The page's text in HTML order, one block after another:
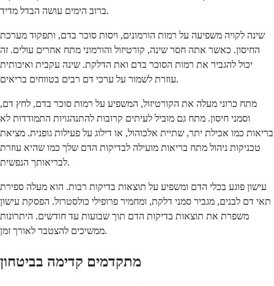
ברוב הימים עושה הבדל מדיד.
שינה לקויה משפיעה על רמות הורמונים, ויסות סוכר בדם, ותפקוד מערכת
החיסון. כאשר אתה חסר שינה, קורטיזול והורמוני מתח אחרים עולים. זה
יכול להגביר את רמות הסוכר בדם ואת הדלקת. שינה עקבית ואיכותית
עוזרת לשמור על ערכי דם רבים בטווחים בריאים.
מתח כרוני מעלה את הקורטיזול, המשפיע על רמות סוכר בדם, לחץ דם,
וסמני חיסון. מתח גם מוביל לעיתים קרובות להתנהגויות התמודדות לא
בריאות כמו אכילת יתר, שתיית אלכוהול, או דילוג על פעילות גופנית. מציאת
טכניקות ניהול מתח בריאות מועילה לבדיקות הדם שלך כמו שהיא עוזרת
לבריאותך הנפשית.
עישון פוגע בכלי הדם ומשפיע על תוצאות בדיקות רבות. הוא מעלה ספירת
תאי דם לבנים, מגביר סמני דלקת, ומחמיר פרופילי כולסטרול. הפסקת עישון
משפרת את תוצאות בדיקות הדם תוך שבועות עד חודשים. היתרונות
ממשיכים להצטבר לאורך זמן.
מתקדמים קדימה בביטחון